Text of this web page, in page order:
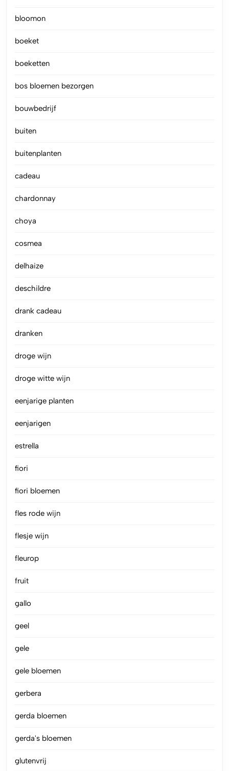
bloomon
boeket
boeketten
bos bloemen bezorgen
bouwbedrijf
buiten
buitenplanten
cadeau
chardonnay
choya
cosmea
delhaize
deschildre
drank cadeau
dranken
droge wijn
droge witte wijn
eenjarige planten
eenjarigen
estrella
fiori
fiori bloemen
fles rode wijn
flesje wijn
fleurop
fruit
gallo
geel
gele
gele bloemen
gerbera
gerda bloemen
gerda's bloemen
glutenvrij